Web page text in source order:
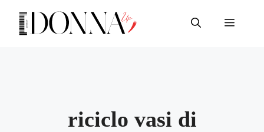
contenuto
Menu
riciclo vasi di